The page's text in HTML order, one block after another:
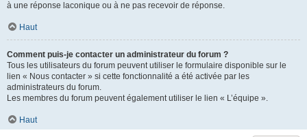
à une réponse laconique ou à ne pas recevoir de réponse.
Haut
Comment puis-je contacter un administrateur du forum ?
Tous les utilisateurs du forum peuvent utiliser le formulaire disponible sur le
lien « Nous contacter » si cette fonctionnalité a été activée par les
administrateurs du forum.
Les membres du forum peuvent également utiliser le lien « L’équipe ».
Haut